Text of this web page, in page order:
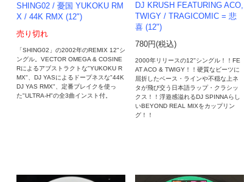
SHING02 / 憂国 YUKOKU RM
X / 44K RMX (12")
売り切れ
「SHING02」の2002年のREMIX 12"シ
ングル。VECTOR OMEGA & COSINE
Rによるアブストラクトな"YUKOKU R
MX"、DJ YASによるドープネスな"44K
DJ YAS RMX"、定番ブレイクを使っ
た"ULTRA-H"の全3曲インスト付。
DJ KRUSH FEATURING ACO,
TWIGY / TRAGICOMIC = 悲
喜 (12")
780円(税込)
2000年リリースの12"シングル！！FE
AT ACO & TWIGY！！硬質なビーツに
屈折したベース・ラインや不穏な上ネ
タが飛び交う日本語ラップ・クラシッ
クス！！浮遊感溢れるDJ SPINNAらし
いBEYOND REAL MIXをカップリン
グ！！